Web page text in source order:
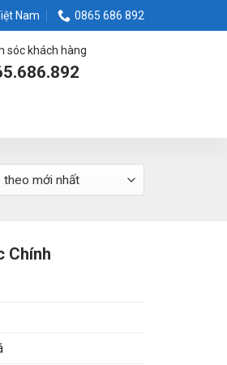
Nam 0865 686 892
sóc khách hàng
Chính